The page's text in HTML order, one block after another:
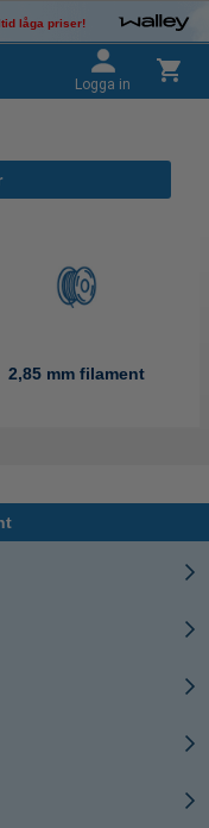
låga priser!
Logga in
2,85 mm filament